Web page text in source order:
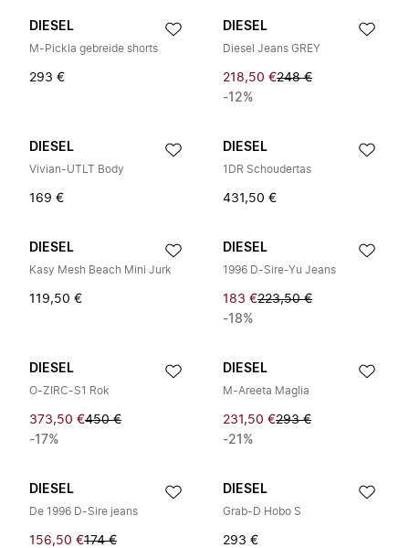
DIESEL
M-Pickla gebreide shorts
293 €
DIESEL
Diesel Jeans GREY
218,50 €248 €
-12%
DIESEL
Vivian-UTLT Body
169 €
DIESEL
1DR Schoudertas
431,50 €
DIESEL
Kasy Mesh Beach Mini Jurk
119,50 €
DIESEL
1996 D-Sire-Yu Jeans
183 €223,50 €
-18%
DIESEL
O-ZIRC-S1 Rok
373,50 €450 €
-17%
DIESEL
M-Areeta Maglia
231,50 €293 €
-21%
DIESEL
De 1996 D-Sire jeans
156,50 €174 €
DIESEL
Grab-D Hobo S
293 €